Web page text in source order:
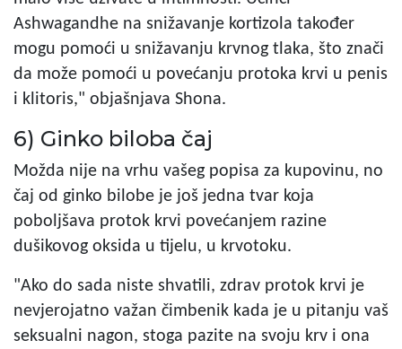
Ashwagandhe na snižavanje kortizola također
mogu pomoći u snižavanju krvnog tlaka, što znači
da može pomoći u povećanju protoka krvi u penis
i klitoris," objašnjava Shona.
6) Ginko biloba čaj
Možda nije na vrhu vašeg popisa za kupovinu, no
čaj od ginko bilobe je još jedna tvar koja
poboljšava protok krvi povećanjem razine
dušikovog oksida u tijelu, u krvotoku.
"Ako do sada niste shvatili, zdrav protok krvi je
nevjerojatno važan čimbenik kada je u pitanju vaš
seksualni nagon, stoga pazite na svoju krv i ona